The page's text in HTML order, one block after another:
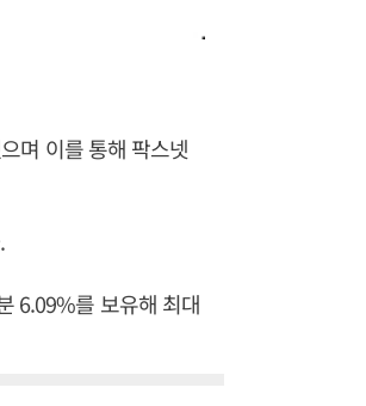
며 이를 통해 팍스넷
6.09%를 보유해 최대